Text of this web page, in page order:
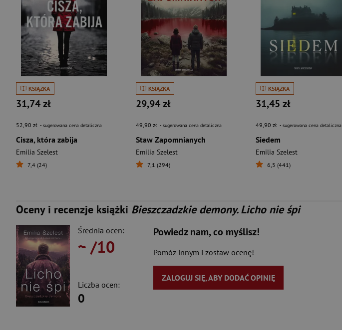
KSIĄŻKA
31,74 zł
52,90 zł - sugerowana cena detaliczna
Cisza, która zabija
Emilia Szelest
7,4 (24)
KSIĄŻKA
29,94 zł
49,90 zł - sugerowana cena detaliczna
Staw Zapomnianych
Emilia Szelest
7,1 (294)
KSIĄŻKA
31,45 zł
49,90 zł - sugerowana cena detaliczna
Siedem
Emilia Szelest
6,5 (441)
Oceny i recenzje książki Bieszczadzkie demony. Licho nie śpi
Średnia ocen:
~ /10
Liczba ocen:
0
Powiedz nam, co myślisz!
Pomóż innym i zostaw ocenę!
ZALOGUJ SIĘ, ABY DODAĆ OPINIĘ